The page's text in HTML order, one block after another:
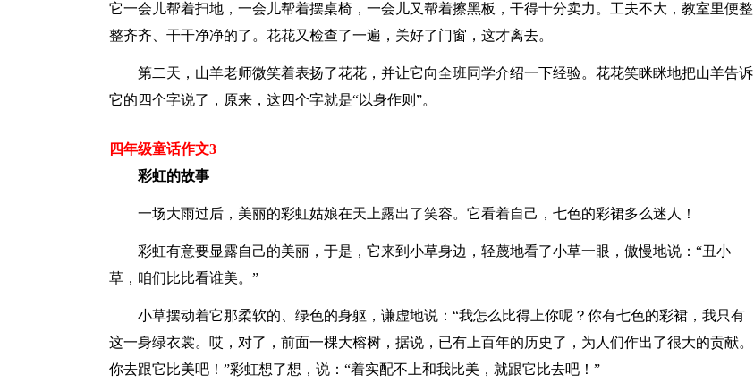
它一会儿帮着扫地，一会儿帮着摆桌椅，一会儿又帮着擦黑板，干得十分卖力。工夫不大，教室里便整
整齐齐、干干净净的了。花花又检查了一遍，关好了门窗，这才离去。
第二天，山羊老师微笑着表扬了花花，并让它向全班同学介绍一下经验。花花笑眯眯地把山羊告诉
它的四个字说了，原来，这四个字就是“以身作则”。
四年级童话作文3
彩虹的故事
一场大雨过后，美丽的彩虹姑娘在天上露出了笑容。它看着自己，七色的彩裙多么迷人！
彩虹有意要显露自己的美丽，于是，它来到小草身边，轻蔑地看了小草一眼，傲慢地说：“丑小
草，咱们比比看谁美。”
小草摆动着它那柔软的、绿色的身躯，谦虚地说：“我怎么比得上你呢？你有七色的彩裙，我只有
这一身绿衣裳。哎，对了，前面一棵大榕树，据说，已有上百年的历史了，为人们作出了很大的贡献。
你去跟它比美吧！”彩虹想了想，说：“着实配不上和我比美，就跟它比去吧！”